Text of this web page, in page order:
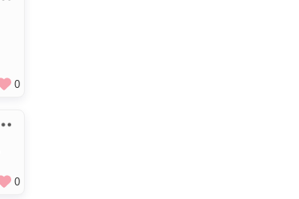
0
0